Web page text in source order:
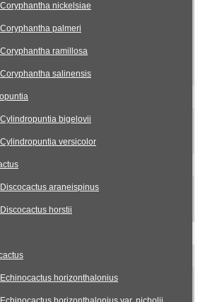
Coryphantha nickelsiae
Coryphantha palmeri
Coryphantha ramillosa
Coryphantha salinensis
Cylindropuntia bigelovii
Cylindropuntia versicolor
Discocactus araneispinus
Discocactus horstii
Echinocactus horizonthalonius